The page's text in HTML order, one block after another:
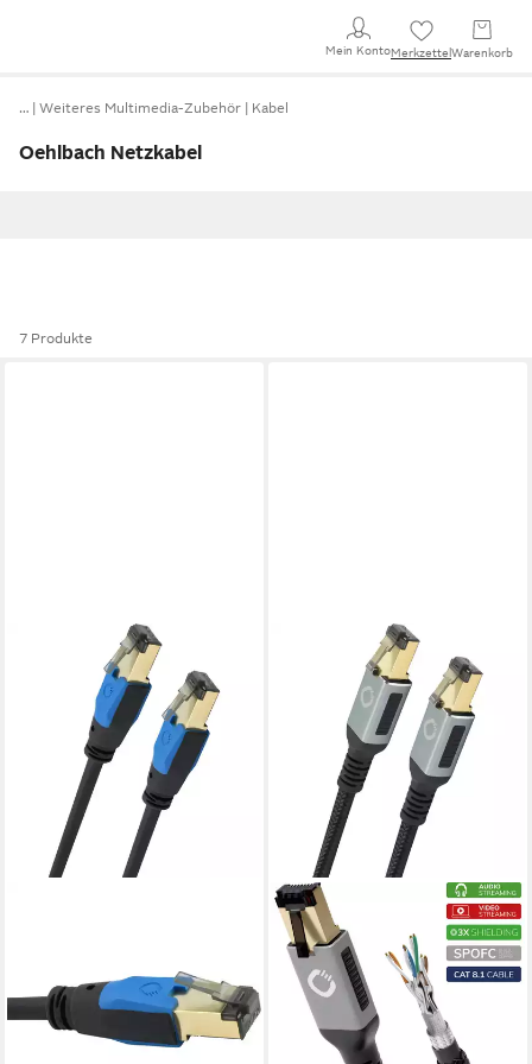
Mein KontoMerkzettel Warenkorb
… Weiteres Multimedia-Zubehör Kabel
Oehlbach Netzkabel
7 Produkte